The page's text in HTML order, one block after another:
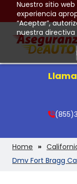
Nuestro sitio
experiencia
“Aceptar”,
nuestra directiva
Home
Dmv Fort Bragg Ca